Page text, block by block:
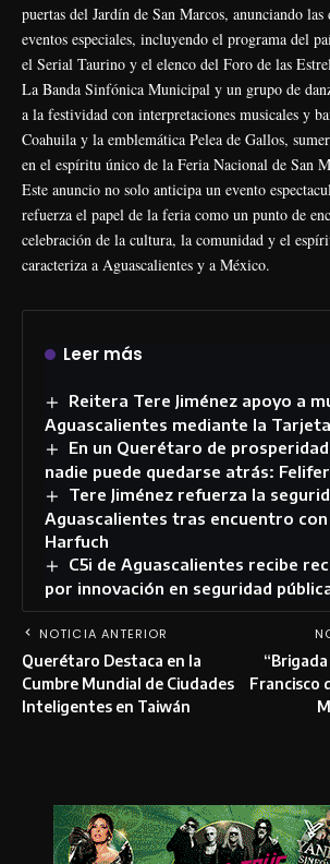
puertas del Jardín de San Marcos, anunciando las
eventos especiales, incluyendo el programa del
el Serial Taurino y el elenco del Foro de las
La Banda Sinfónica Municipal y un grupo de
a la festividad con interpretaciones musicales y
Coahuila y la emblemática Pelea de Gallos,
en el espíritu único de la Feria Nacional de San
Este anuncio no solo anticipa un evento
refuerza el papel de la feria como un punto de
celebración de la cultura, la comunidad y el
caracteriza a Aguascalientes y a México.
Leer más
Reitera Tere Jiménez apoyo a
Aguascalientes mediante la
En un Querétaro de
nadie puede quedarse atrás:
Tere Jiménez refuerza la
Aguascalientes tras encuentro con
Harfuch
C5i de Aguascalientes recibe
por innovación en seguridad
NOTICIA ANTERIOR
Querétaro Destaca en la
Cumbre Mundial de Ciudades
Inteligentes en Taiwán
Francisco